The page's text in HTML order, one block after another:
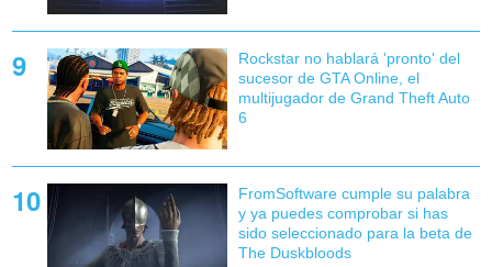
Rockstar no hablará 'pronto' del
sucesor de GTA Online, el
multijugador de Grand Theft Auto
6
FromSoftware cumple su palabra
y ya puedes comprobar si has
sido seleccionado para la beta de
The Duskbloods